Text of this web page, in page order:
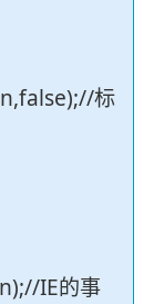
标
IE的事